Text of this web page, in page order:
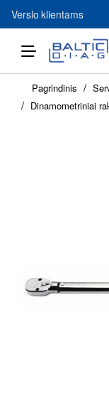
Verslo klientams
Pagrindinis
m
Dinamometriniai